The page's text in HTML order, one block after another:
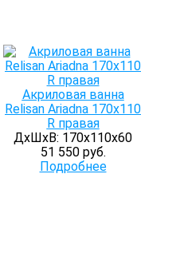
Акриловая ванна
Relisan Ariadna 170x110
R правая
ДхШхВ: 170х110х60
51 550 руб.
Подробнее